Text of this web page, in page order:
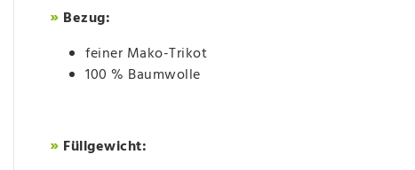
» Bezug:
feiner Mako-Trikot
100 % Baumwolle
» Füllgewicht: